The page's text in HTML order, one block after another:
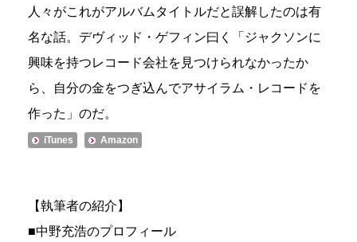
人々がこれがアルバムタイトルだと誤解したのは有
名な話。デヴィッド・ゲフィン曰く「ジャクソンに
興味を持つレコード会社を見つけられなかったか
ら、自分の金をつぎ込んでアサイラム・レコードを
作った」のだ。
iTunes Amazon
【執筆者の紹介】
■中野充浩のプロフィール